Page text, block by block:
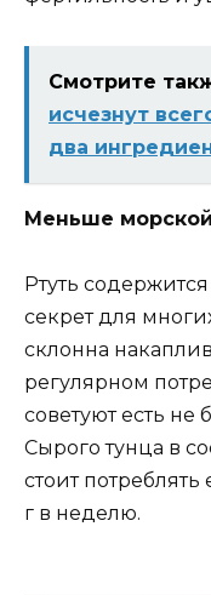
Смотрите
исчезнут
два
Меньше
Ртуть
секрет для
склонна
регулярном
советуют есть
Сырого тунца в
стоит
г в неделю.